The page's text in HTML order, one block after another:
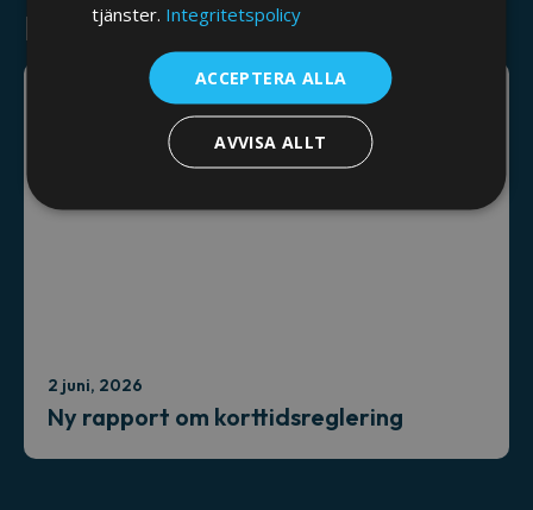
Relaterade nyheter
2 juni, 2026
Ny rapport om korttidsreglering
tjänster. Integritetspolicy
ACCEPTERA ALLA
AVVISA ALLT